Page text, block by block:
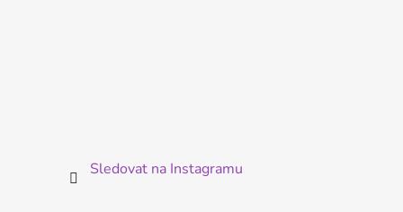
Sledovat na Instagramu